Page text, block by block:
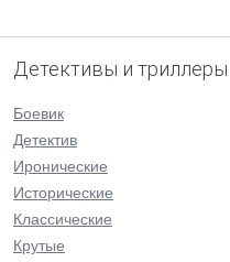
Детективы и триллеры
Боевик
Детектив
Иронические
Исторические
Классические
Крутые